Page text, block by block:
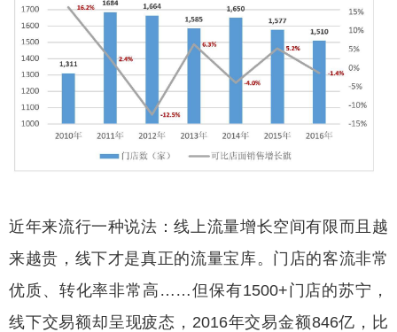
近年来流行一种说法：线上流量增长空间有限而且越
来越贵，线下才是真正的流量宝库。门店的客流非常
优质、转化率非常高……但保有1500+门店的苏宁，
线下交易额却呈现疲态，2016年交易金额846亿，比